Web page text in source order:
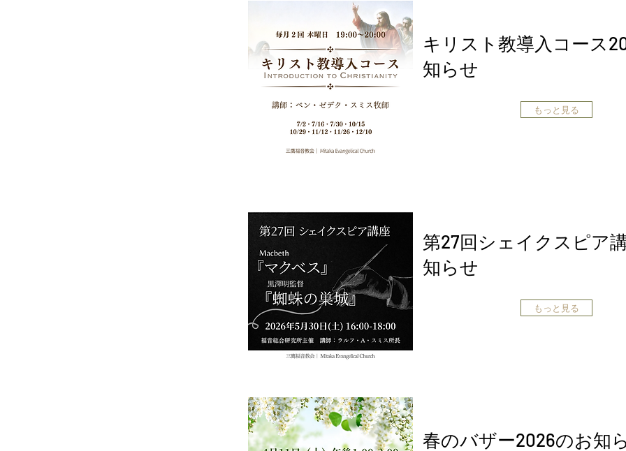
キリスト教導入コース
知らせ
もっと見る
第27回シェイクスピア
知らせ
もっと見る
春のバザー2026のお知